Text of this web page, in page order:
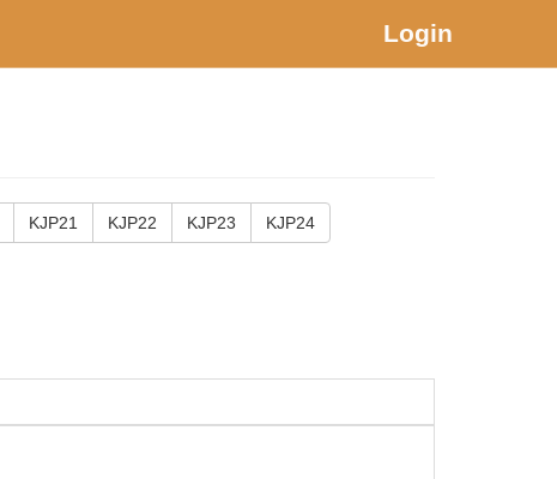
Login
KJP21 KJP22 KJP23 KJP24